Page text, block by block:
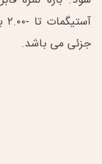
جزئی می باشد.